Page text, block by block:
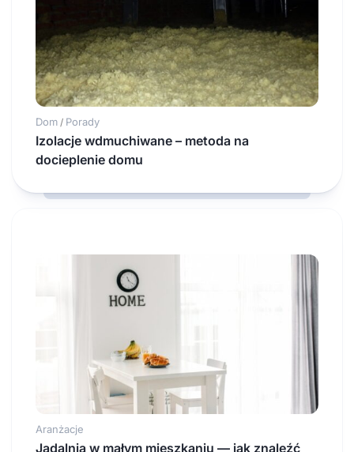
Dom / Porady
Izolacje wdmuchiwane – metoda na
docieplenie domu
Aranżacje
Jadalnia w małym mieszkaniu — jak znaleźć